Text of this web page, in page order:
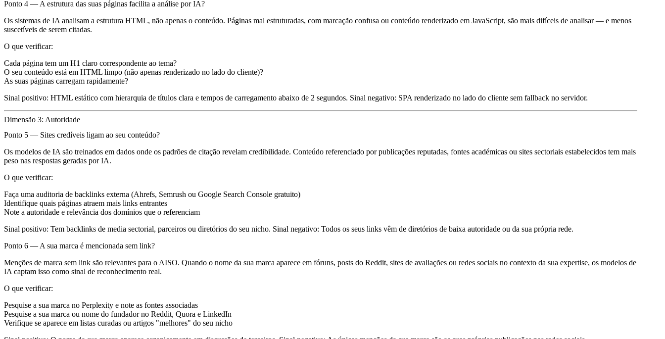
Ponto 4 — A estrutura das suas páginas facilita a análise por IA?
Os sistemas de IA analisam a estrutura HTML, não apenas o conteúdo. Páginas mal estruturadas, com marcação confusa ou conteúdo renderizado em JavaScript, são mais difíceis de analisar — e menos
suscetíveis de serem citadas.
O que verificar:
Cada página tem um H1 claro correspondente ao tema?
O seu conteúdo está em HTML limpo (não apenas renderizado no lado do cliente)?
As suas páginas carregam rapidamente?
Sinal positivo: HTML estático com hierarquia de títulos clara e tempos de carregamento abaixo de 2 segundos. Sinal negativo: SPA renderizado no lado do cliente sem fallback no servidor.
Dimensão 3: Autoridade
Ponto 5 — Sites credíveis ligam ao seu conteúdo?
Os modelos de IA são treinados em dados onde os padrões de citação revelam credibilidade. Conteúdo referenciado por publicações reputadas, fontes académicas ou sites sectoriais estabelecidos tem mais
peso nas respostas geradas por IA.
O que verificar:
Faça uma auditoria de backlinks externa (Ahrefs, Semrush ou Google Search Console gratuito)
Identifique quais páginas atraem mais links entrantes
Note a autoridade e relevância dos domínios que o referenciam
Sinal positivo: Tem backlinks de media sectorial, parceiros ou diretórios do seu nicho. Sinal negativo: Todos os seus links vêm de diretórios de baixa autoridade ou da sua própria rede.
Ponto 6 — A sua marca é mencionada sem link?
Menções de marca sem link são relevantes para o AISO. Quando o nome da sua marca aparece em fóruns, posts do Reddit, sites de avaliações ou redes sociais no contexto da sua expertise, os modelos de
IA captam isso como sinal de reconhecimento real.
O que verificar:
Pesquise a sua marca no Perplexity e note as fontes associadas
Pesquise a sua marca ou nome do fundador no Reddit, Quora e LinkedIn
Verifique se aparece em listas curadas ou artigos "melhores" do seu nicho